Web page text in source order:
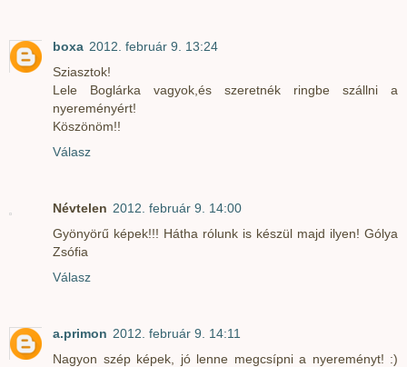
boxa 2012. február 9. 13:24
Sziasztok!
Lele Boglárka vagyok,és szeretnék ringbe szállni a
nyereményért!
Köszönöm!!
Válasz
Névtelen 2012. február 9. 14:00
Gyönyörű képek!!! Hátha rólunk is készül majd ilyen! Gólya
Zsófia
Válasz
a.primon 2012. február 9. 14:11
Nagyon szép képek, jó lenne megcsípni a nyereményt! :)